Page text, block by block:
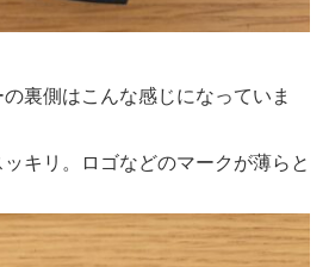
裏側はこんな感じになっていま
キリ。ロゴなどのマークが薄らと